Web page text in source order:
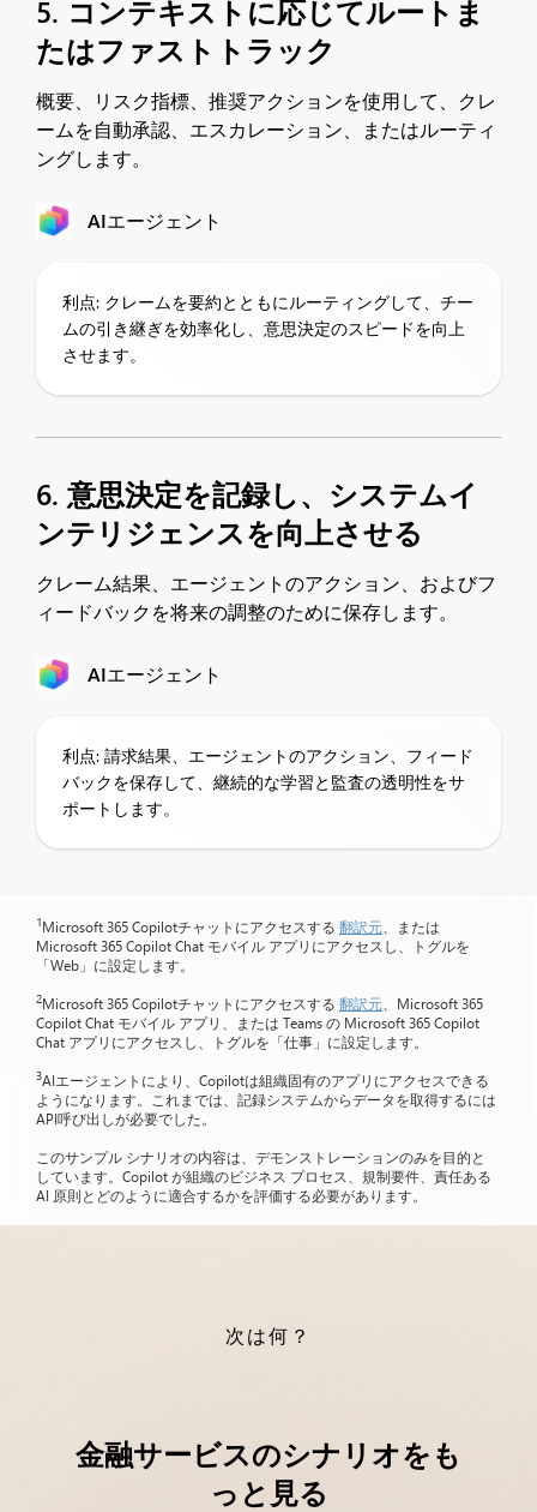
5. コンテキストに応じてルートま
たはファストトラック
概要、リスク指標、推奨アクションを使用して、クレ
ームを自動承認、エスカレーション、またはルーティ
ングします。
AIエージェント
利点: クレームを要約とともにルーティングして、チー
ムの引き継ぎを効率化し、意思決定のスピードを向上
させます。
6. 意思決定を記録し、システムイ
ンテリジェンスを向上させる
クレーム結果、エージェントのアクション、およびフ
ィードバックを将来の調整のために保存します。
AIエージェント
利点: 請求結果、エージェントのアクション、フィード
バックを保存して、継続的な学習と監査の透明性をサ
ポートします。
1Microsoft 365 Copilotチャットにアクセスする 翻訳元 、または
Microsoft 365 Copilot Chat モバイル アプリにアクセスし、トグルを
「Web」に設定します。
2Microsoft 365 Copilotチャットにアクセスする 翻訳元 、Microsoft 365
Copilot Chat モバイル アプリ、または Teams の Microsoft 365 Copilot
Chat アプリにアクセスし、トグルを「仕事」に設定します。
3AIエージェントにより、Copilotは組織固有のアプリにアクセスできる
ようになります。これまでは、記録システムからデータを取得するには
API呼び出しが必要でした。
このサンプル シナリオの内容は、デモンストレーションのみを目的と
しています。Copilot が組織のビジネス プロセス、規制要件、責任ある
AI 原則とどのように適合するかを評価する必要があります。
次は何？
金融サービスのシナリオをも
っと見る